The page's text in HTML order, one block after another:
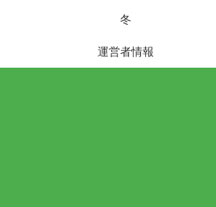
冬
運営者情報